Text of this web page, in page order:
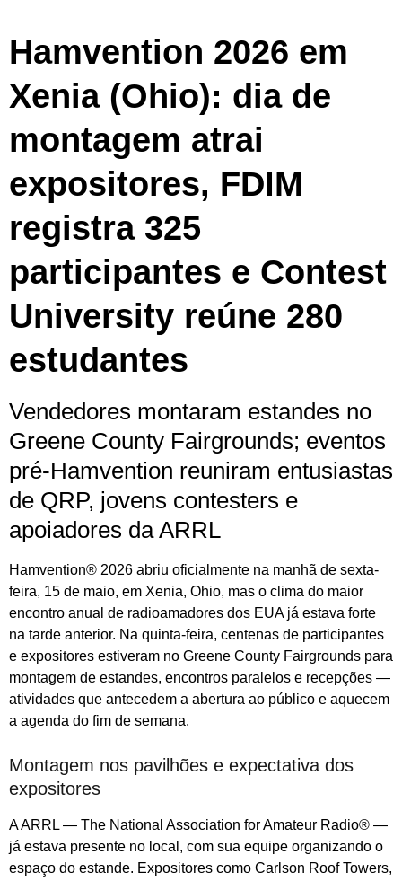
Hamvention 2026 em
Xenia (Ohio): dia de
montagem atrai
expositores, FDIM
registra 325
participantes e Contest
University reúne 280
estudantes
Vendedores montaram estandes no
Greene County Fairgrounds; eventos
pré-Hamvention reuniram entusiastas
de QRP, jovens contesters e
apoiadores da ARRL
Hamvention® 2026 abriu oficialmente na manhã de sexta-
feira, 15 de maio, em Xenia, Ohio, mas o clima do maior
encontro anual de radioamadores dos EUA já estava forte
na tarde anterior. Na quinta-feira, centenas de participantes
e expositores estiveram no Greene County Fairgrounds para
montagem de estandes, encontros paralelos e recepções —
atividades que antecedem a abertura ao público e aquecem
a agenda do fim de semana.
Montagem nos pavilhões e expectativa dos
expositores
A ARRL — The National Association for Amateur Radio® —
já estava presente no local, com sua equipe organizando o
espaço do estande. Expositores como Carlson Roof Towers,